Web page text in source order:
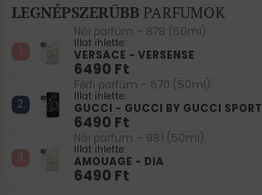
LEGNÉPSZERŰBB PARFUMOK
Női parfüm – 878 (50ml)
Illat ihlette:
VERSACE - VERSENSE
6490 Ft
Férfi parfüm – 670 (50ml)
Illat ihlette:
GUCCI - GUCCI BY GUCCI SPORT
6490 Ft
Női parfüm – 881 (50ml)
Illat ihlette:
AMOUAGE - DIA
6490 Ft